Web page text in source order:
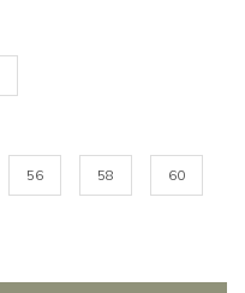
56 58 60